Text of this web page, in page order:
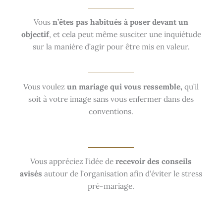
Vous n’êtes pas habitués à poser devant un
objectif, et cela peut même susciter une inquiétude
sur la manière d’agir pour être mis en valeur.
Vous voulez un mariage qui vous ressemble, qu’il
soit à votre image sans vous enfermer dans des
conventions.
Vous appréciez l’idée de recevoir des conseils
avisés autour de l’organisation afin d’éviter le stress
pré-mariage.